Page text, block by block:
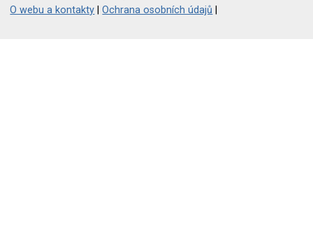
O webu a kontakty |Ochrana osobních údajů